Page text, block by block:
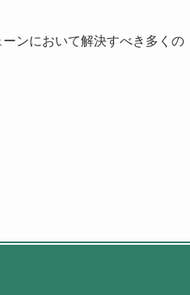
ンにおいて解決すべき多くの